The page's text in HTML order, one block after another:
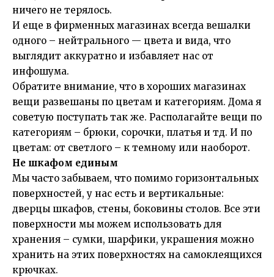
ничего не терялось.
И еще в фирменных магазинах всегда вешалки
одного – нейтрального — цвета и вида, что
выглядит аккуратно и избавляет нас от
инфошума.
Обратите внимание, что в хороших магазинах
вещи развешаны по цветам и категориям. Дома я
советую поступать так же. Располагайте вещи по
категориям – брюки, сорочки, платья и тд. И по
цветам: от светлого – к темному или наоборот.
Не шкафом единым
Мы часто забываем, что помимо горизонтальных
поверхностей, у нас есть и вертикальные:
дверцы шкафов, стены, боковины столов. Все эти
поверхности мы можем использовать для
хранения – сумки, шарфики, украшения можно
хранить на этих поверхностях на самоклеящихся
крючках.